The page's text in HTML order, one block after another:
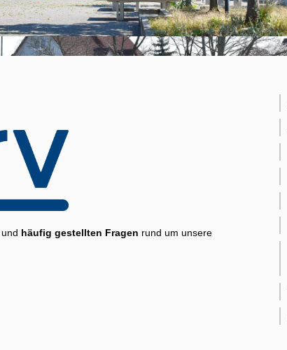
und häufig gestellten Fragen rund um unsere